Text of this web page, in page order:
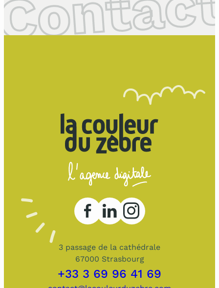
3 passage de la cathédrale
67000 Strasbourg
+33 3 69 96 41 69